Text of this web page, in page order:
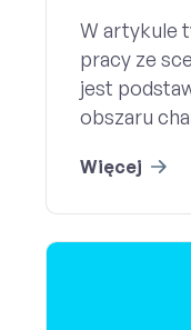
W artykule
pracy ze
jest
obszaru
Więcej